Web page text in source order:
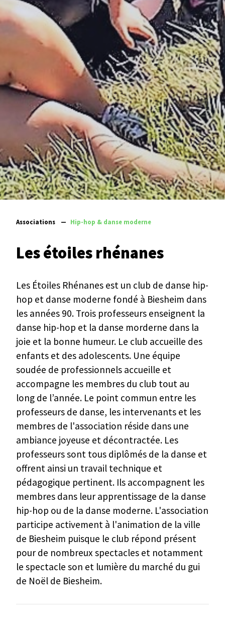
Associations
Paiement en ligne
Associations — Hip-hop & danse moderne
Les étoiles rhénanes
Les Étoiles Rhénanes est un club de danse hip-
hop et danse moderne fondé à Biesheim dans
les années 90. Trois professeurs enseignent la
danse hip-hop et la danse morderne dans la
joie et la bonne humeur. Le club accueille des
enfants et des adolescents. Une équipe
soudée de professionnels accueille et
accompagne les membres du club tout au
long de l’année. Le point commun entre les
professeurs de danse, les intervenants et les
membres de l'association réside dans une
ambiance joyeuse et décontractée. Les
professeurs sont tous diplômés de la danse et
offrent ainsi un travail technique et
pédagogique pertinent. Ils accompagnent les
membres dans leur apprentissage de la danse
hip-hop ou de la danse moderne. L'association
participe activement à l'animation de la ville
de Biesheim puisque le club répond présent
pour de nombreux spectacles et notamment
le spectacle son et lumière du marché du gui
de Noël de Biesheim.